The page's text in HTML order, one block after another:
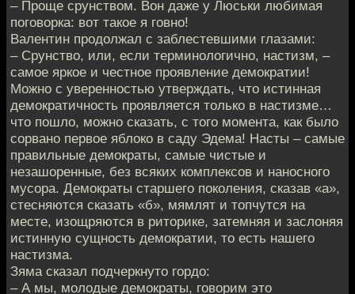
– Проще срунством. Вон даже у Люськи любимая
поговорка: вот такое я говно!
Валентин продолжал с заблестевшими глазами:
– Срунство, или, если терминологично, настизм, –
самое яркое и честное проявление демократии!
Можно с уверенностью утверждать, что истинная
демократичность проявляется только в настизме…
что пошло, можно сказать, с того момента, как было
сорвано первое яблоко в саду Эдема! Насты – самые
правильные демократы, самые чистые и
незашоренные, без всяких комплексов и наносного
мусора. Демократы старшего поколения, сказав «а»,
стесняются сказать «б», мямлят и топчутся на
месте, изощряются в риторике, затемняя и заслоняя
истинную сущность демократии, то есть нашего
настизма.
Зяма сказал подчеркнуто гордо:
– А мы, молодые демократы, говорим это